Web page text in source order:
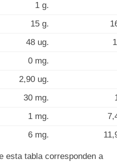
1 g.
15 g.
48 ug.
0 mg.
2,90 ug.
30 mg.
1 mg.
6 mg.
esta tabla corresponden a